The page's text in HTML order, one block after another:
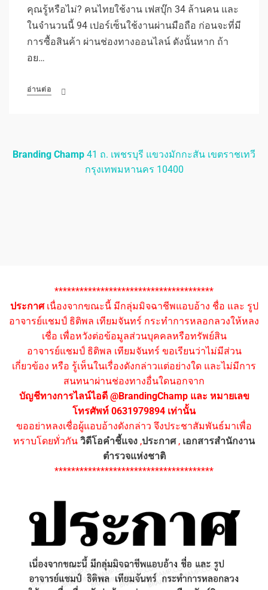
คุณรู้หรือไม่? คนไทยใช้งาน เฟสบุ๊ก 34 ล้านคน และ
ในจำนวนนี้ 94 เปอร์เซ็นใช้งานผ่านมือถือ ก่อนจะที่มี
การซื้อสินค้า ผ่านช่องทางออนไลน์ ดังนั้นหาก ถ้า
อย…
อ่านต่อ
Branding Champ 41 ถ. เพชรบุรี แขวงมักกะสัน เขตราชเทวี
กรุงเทพมหานคร 10400
**************************************
ประกาศเนื่องจากขณะนี้ มีกลุ่มมิจฉาชีพแอบอ้าง ชื่อ และ รูป
อาจารย์แชมป์ ธิติพล เทียมจันทร์ กระทำการหลอกลวงให้หลง
เชื่อ เพื่อหวังต่อข้อมูลส่วนบุคคลหรือทรัพย์สิน
อาจารย์แชมป์ ธิติพล เทียมจันทร์ ขอเรียนว่าไม่มีส่วน
เกี่ยวข้อง หรือ รู้เห็นในเรื่องดังกล่าวแต่อย่างใด และไม่มีการ
สนทนาผ่านช่องทางอื่นใดนอกจาก
บัญชีทางการไลน์ไอดี @BrandingChamp และ หมายเลข
โทรศัพท์ 0631979894 เท่านั้น
ขออย่าหลงเชื่อผู้แอบอ้างดังกล่าว จึงประชาสัมพันธ์มาเพื่อ
ทราบโดยทั่วกัน วิดีโอคำชี้แจง ,ประกาศ, เอกสารสำนักงาน
ตำรวจแห่งชาติ
**************************************